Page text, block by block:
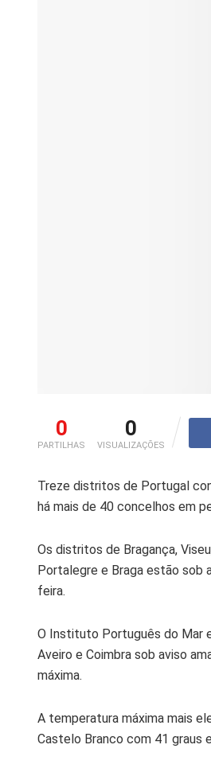
0
PARTILHAS
0
VISUALIZAÇÕES
Treze distritos de Portugal
há mais de 40 concelhos em
Os distritos de Bragança,
Portalegre e Braga estão sob
feira.
O Instituto Português do Mar
Aveiro e Coimbra sob aviso
máxima.
A temperatura máxima mais
Castelo Branco com 41 graus